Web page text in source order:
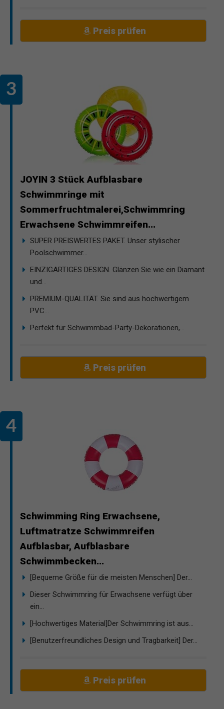
Preis prüfen
JOYIN 3 Stück Aufblasbare
Schwimmringe mit
Sommerfruchtmalerei,Schwimmring
Erwachsene Schwimmreifen...
SUPER PREISWERTES PAKET. Unser stylischer
Poolschwimmer...
EINZIGARTIGES DESIGN. Glänzen Sie wie ein Diamant
und...
PREMIUM-QUALITÄT. Sie sind aus hochwertigem
PVC...
Perfekt für Schwimmbad-Party-Dekorationen,...
Preis prüfen
Schwimming Ring Erwachsene,
Luftmatratze Schwimmreifen
Aufblasbar, Aufblasbare
Schwimmbecken...
[Bequeme Größe für die meisten Menschen] Der...
Dieser Schwimmring für Erwachsene verfügt über
ein...
[Hochwertiges Material]Der Schwimmring ist aus...
[Benutzerfreundliches Design und Tragbarkeit] Der...
Preis prüfen